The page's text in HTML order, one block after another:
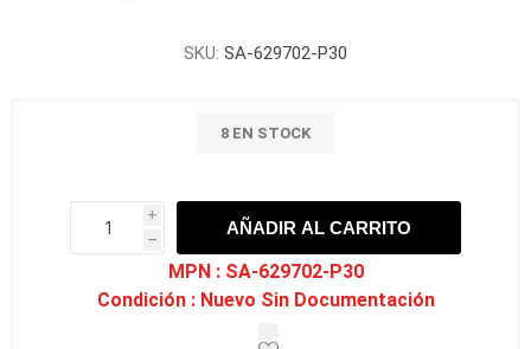
SKU: SA-629702-P30
8 EN STOCK
i
h
h
AÑADIR AL CARRITO
MPN : SA-629702-P30
Condición : Nuevo Sin Documentación